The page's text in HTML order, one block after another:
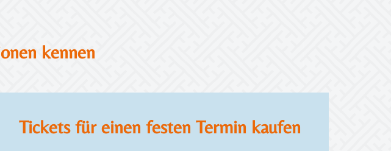
kennen
Tickets für einen festen Termin kaufen